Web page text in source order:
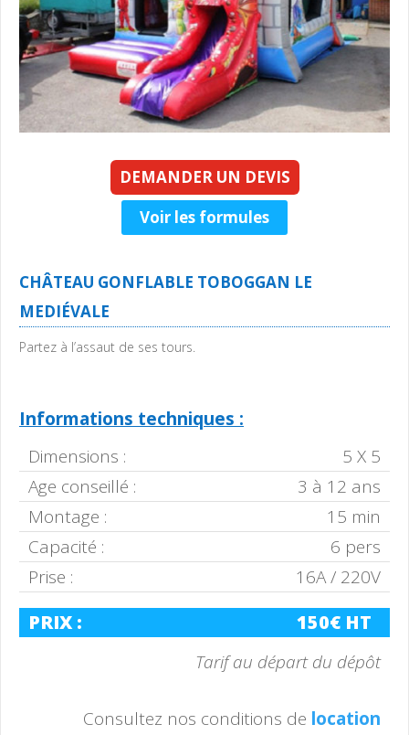
DEMANDER UN DEVIS
Voir les formules
CHÂTEAU GONFLABLE TOBOGGAN LE
MEDIÉVALE
Partez à l’assaut de ses tours.
Informations techniques :
Dimensions :
5 X 5
Age conseillé :
3 à 12 ans
Montage :
15 min
Capacité :
6 pers
Prise :
16A / 220V
PRIX : 150€ HT
Tarif au départ du dépôt
Consultez nos conditions de location